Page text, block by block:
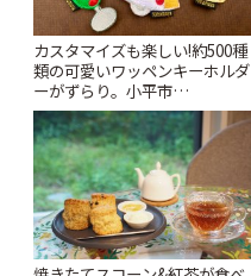
カスタマイズも楽しい!約500種
類の可愛いワッペンキーホルダ
ーがずらり。小平市
「Kimamaya T&K」 | ことりっ
ぷ